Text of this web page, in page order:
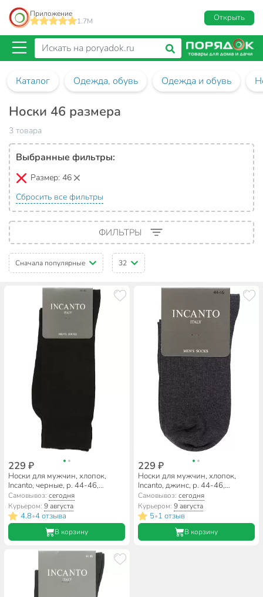
Приложение
1.7M
Открыть
Каталог Одежда, обувь Одежда и обувь
Носки 46 размера
3 товара
Выбранные фильтры:
Размер: 46
Сбросить все фильтры
ФИЛЬТРЫ
Сначала популярные 32
229 ₽
Носки для мужчин, хлопок,
Incanto, черные, р. 44-46,
BU733003
Самовывоз:сегодня
Курьером:9 августа
4.8•4 отзыва
В корзину
229 ₽
Носки для мужчин, хлопок,
Incanto, джинс, р. 44-46,
BU733009
Самовывоз: сегодня
Курьером: 9 августа
5•1 отзыв
В корзину